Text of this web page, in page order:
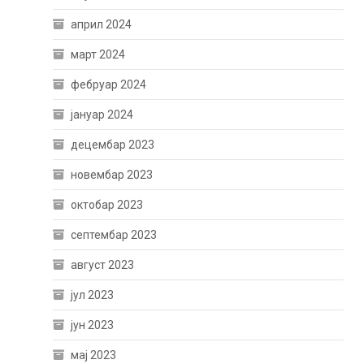
април 2024
март 2024
фебруар 2024
јануар 2024
децембар 2023
новембар 2023
октобар 2023
септембар 2023
август 2023
јул 2023
јун 2023
мај 2023